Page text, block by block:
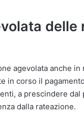
delle
agevolata anche
in corso il
a prescindere
dalla rateazione.